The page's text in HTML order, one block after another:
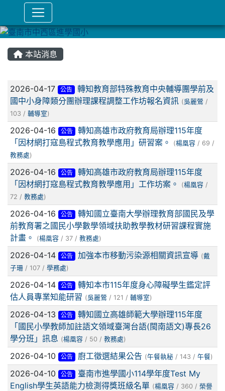
本站消息
文章列表
2026-04-17 公告
轉知教育部特殊教育中央輔導團學前及
國中小身障類分團辦理課程調整工作坊報名資訊 (吳麗鶯 /
103 / 輔導室)
2026-04-16 公告
轉知⾼雄市政府教育局辦理115年度
「因材網打寇島程式教育教學應⽤」研習案。
(楊凰容 / 69 /
教務處)
2026-04-16 公告
轉知高雄市政府教育局辦理115年度
「因材網打寇島程式教育教學應用」工作坊案。
(楊凰容 /
72 / 教務處)
2026-04-16 公告
轉知國立臺南大學辦理教育部國民及學
前教育署之國民小學數學領域扶助教學教材研習課程實施
計畫。
(楊凰容 / 37 / 教務處)
2026-04-14 公告 加強本市移動污染源相關資訊宣導 (戴
子珊 / 107 / 學務處)
2026-04-14 公告
轉知本市115年度身心障礙學生鑑定評
估人員專業知能研習 (吳麗鶯 / 121 / 輔導室)
2026-04-13 公告
轉知國立高雄師範大學辦理115年度
「國民小學教師加註語文領域臺灣台語(閩南語文)專長26
學分班」訊息 (楊凰容 / 50 / 教務處)
2026-04-10 公告 廚工徵選結果公告 (午餐執秘/ 143 / 午餐)
2026-04-10 公告
臺南市進學國小114學年度Test My
English學生英語能力檢測得獎班級名單 (楊凰容 / 360 / 榮譽